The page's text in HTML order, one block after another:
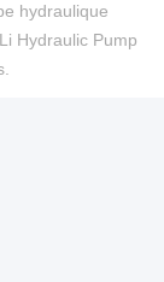
hydraulique
Hydraulic Pump